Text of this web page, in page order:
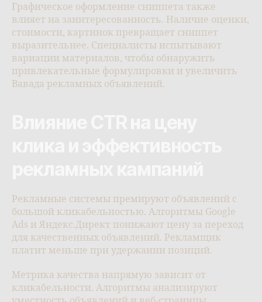
Графическое оформление сниппета также
влияет на заинтересованность. Наличие оценки,
стоимости, картинок превращает сниппет
выразительнее. Специалисты испытывают
вариации материалов, чтобы обнаружить
привлекательные формулировки и увеличить
Вавада рекламных объявлений.
Рекламные системы премируют объявлений с
большой кликабельностью. Алгоритмы Google
Ads и Яндекс.Директ понижают цену за переход
для качественных объявлений. Рекламщик
платит меньше при удержании позиций.
Метрика качества напрямую зависит от
кликабельности. Алгоритмы анализируют